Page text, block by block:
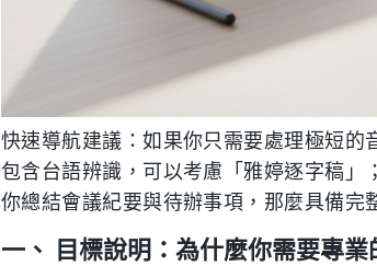
快速導航建議：如果你只需要處理極短
包含台語辨識，可以考慮「雅婷逐字稿」
你總結會議紀要與待辦事項，那麼具備完
一、 目標說明：為什麼你需要專